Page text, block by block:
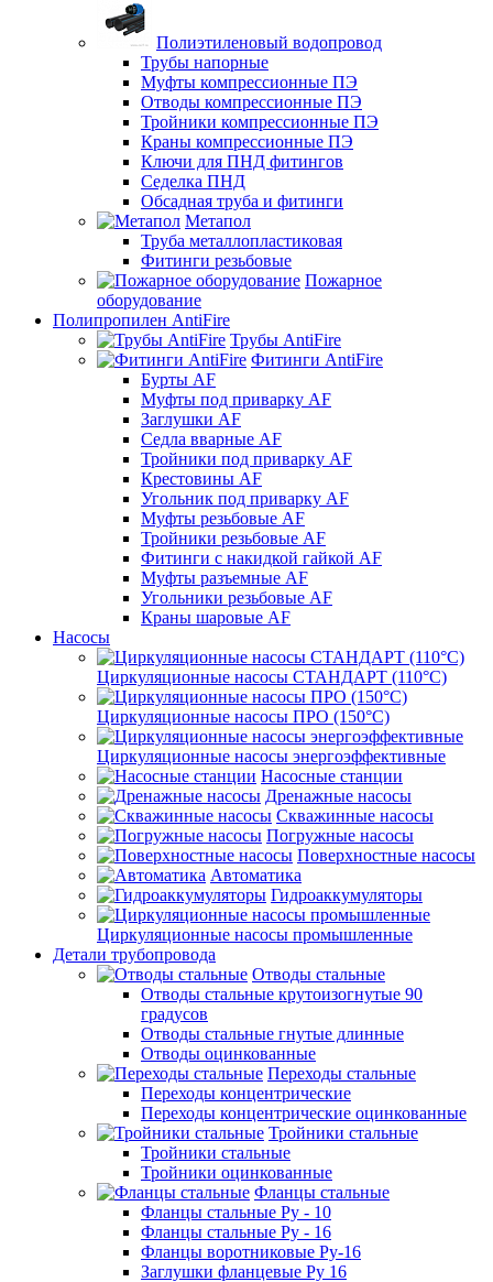
Полиэтиленовый водопровод
Трубы напорные
Муфты компрессионные ПЭ
Отводы компрессионные ПЭ
Тройники компрессионные ПЭ
Краны компрессионные ПЭ
Ключи для ПНД фитингов
Седелка ПНД
Обсадная труба и фитинги
Метапол
Труба металлопластиковая
Фитинги резьбовые
Пожарное
оборудование
Полипропилен AntiFire
Трубы AntiFire
Фитинги AntiFire
Бурты AF
Муфты под приварку AF
Заглушки AF
Седла вварные AF
Тройники под приварку AF
Крестовины AF
Угольник под приварку AF
Муфты резьбовые AF
Тройники резьбовые AF
Фитинги с накидкой гайкой AF
Муфты разъемные AF
Угольники резьбовые AF
Краны шаровые AF
Насосы
Циркуляционные насосы СТАНДАРТ (110°C)
Циркуляционные насосы ПРО (150°C)
Циркуляционные насосы энергоэффективные
Насосные станции
Дренажные насосы
Скважинные насосы
Погружные насосы
Поверхностные насосы
Автоматика
Гидроаккумуляторы
Циркуляционные насосы промышленные
Детали трубопровода
Отводы стальные
Отводы стальные крутоизогнутые 90
градусов
Отводы стальные гнутые длинные
Отводы оцинкованные
Переходы стальные
Переходы концентрические
Переходы концентрические оцинкованные
Тройники стальные
Тройники стальные
Тройники оцинкованные
Фланцы стальные
Фланцы стальные Ру - 10
Фланцы стальные Ру - 16
Фланцы воротниковые Ру-16
Заглушки фланцевые Ру 16